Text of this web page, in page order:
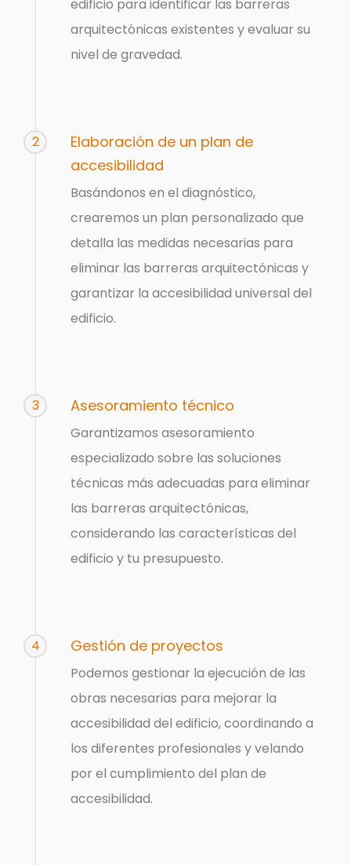
edificio para identificar las barreras
arquitectónicas existentes y evaluar su
nivel de gravedad.
2
Elaboración de un plan de
accesibilidad
Basándonos en el diagnóstico,
crearemos un plan personalizado que
detalla las medidas necesarias para
eliminar las barreras arquitectónicas y
garantizar la accesibilidad universal del
edificio.
3 Asesoramiento técnico
Garantizamos asesoramiento
especializado sobre las soluciones
técnicas más adecuadas para eliminar
las barreras arquitectónicas,
considerando las características del
edificio y tu presupuesto.
4 Gestión de proyectos
Podemos gestionar la ejecución de las
obras necesarias para mejorar la
accesibilidad del edificio, coordinando a
los diferentes profesionales y velando
por el cumplimiento del plan de
accesibilidad.